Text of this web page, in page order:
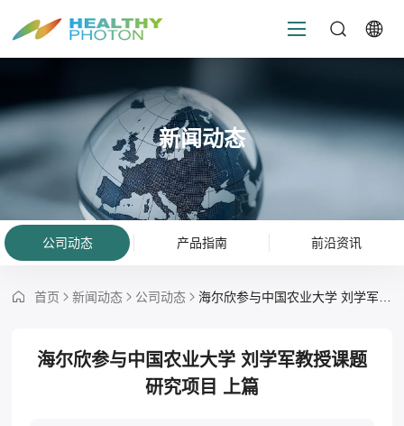
新闻动态
公司动态 产品指南 前沿资讯
首页 新闻动态 公司动态 海尔欣参与中国农业大学 刘学军教授课题研究项目 上篇
海尔欣参与中国农业大学 刘学军教授课题
研究项目 上篇